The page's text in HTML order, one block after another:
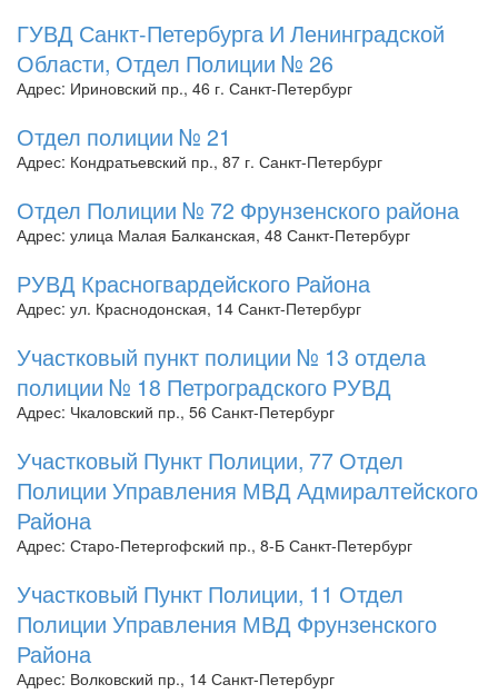
ГУВД Санкт-Петербурга И Ленинградской
Области, Отдел Полиции № 26
Адрес: Ириновский пр., 46 г. Санкт-Петербург
Отдел полиции № 21
Адрес: Кондратьевский пр., 87 г. Санкт-Петербург
Отдел Полиции № 72 Фрунзенского района
Адрес: улица Малая Балканская, 48 Санкт-Петербург
РУВД Красногвардейского Района
Адрес: ул. Краснодонская, 14 Санкт-Петербург
Участковый пункт полиции № 13 отдела
полиции № 18 Петроградского РУВД
Адрес: Чкаловский пр., 56 Санкт-Петербург
Участковый Пункт Полиции, 77 Отдел
Полиции Управления МВД Адмиралтейского
Района
Адрес: Старо-Петергофский пр., 8-Б Санкт-Петербург
Участковый Пункт Полиции, 11 Отдел
Полиции Управления МВД Фрунзенского
Района
Адрес: Волковский пр., 14 Санкт-Петербург